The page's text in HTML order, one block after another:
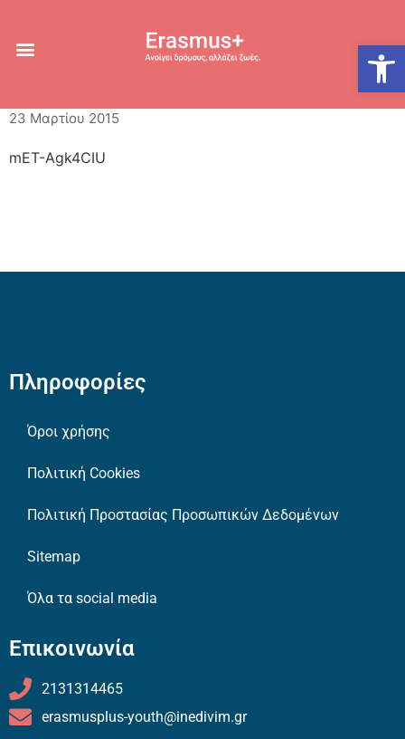
23 Μαρτίου 2015
mET-Agk4CIU
Πληροφορίες
Όροι χρήσης
Πολιτική Cookies
Πολιτική Προστασίας Προσωπικών Δεδομένων
Sitemap
Όλα τα social media
Επικοινωνία
2131314465
erasmusplus-youth@inedivim.gr